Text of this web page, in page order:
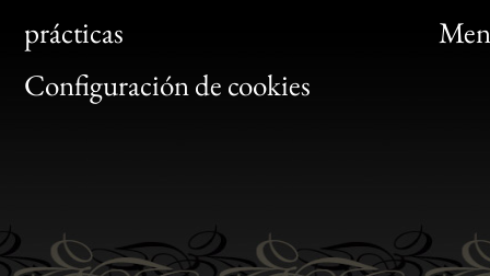
prácticas
Configuración de cookies
Bon